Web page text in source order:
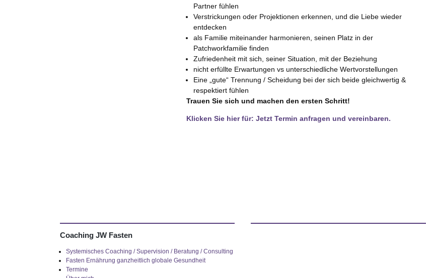
Partner fühlen
Verstrickungen oder Projektionen erkennen, und die Liebe wieder
entdecken
als Familie miteinander harmonieren, seinen Platz in der
Patchworkfamilie finden
Zufriedenheit mit sich, seiner Situation, mit der Beziehung
nicht erfüllte Erwartungen vs unterschiedliche Wertvorstellungen
Eine „gute“ Trennung / Scheidung bei der sich beide gleichwertig &
respektiert fühlen
Trauen Sie sich und machen den ersten Schritt!
Klicken Sie hier für: Jetzt Termin anfragen und vereinbaren.
Coaching JW Fasten
Systemisches Coaching / Supervision / Beratung / Consulting
Fasten Ernährung ganzheitlich globale Gesundheit
Termine